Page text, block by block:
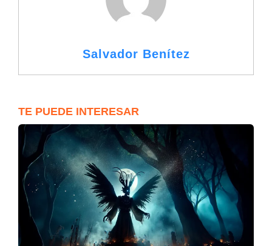
Salvador Benítez
TE PUEDE INTERESAR